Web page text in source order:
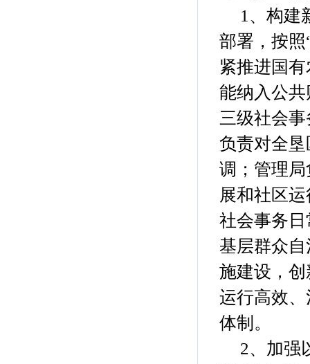
1、构建
部署，按
紧推进国
能纳入公
三级社会
负责对全
调；管理
展和社区
社会事务
基层群众
施建设，
运行高效
体制。
2、加强